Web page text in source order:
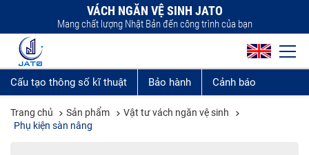
VÁCH NGĂN VỆ SINH JATO
Mang chất lượng Nhật Bản đến công trình của bạn
Cấu tạo thông số kĩ thuật Bảo hành Cảnh báo
Trang chủ Sản phẩm
Vật tư vách ngăn vệ sinh
Phụ kiện sàn nâng